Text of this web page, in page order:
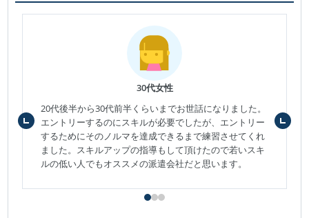
30代女性
20代後半から30代前半くらいまでお世話になりました。
エントリーするのにスキルが必要でしたが、エントリー
するためにそのノルマを達成できるまで練習させてくれ
ました。スキルアップの指導もして頂けたので若いスキ
ルの低い人でもオススメの派遣会社だと思います。